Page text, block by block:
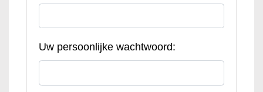
Uw persoonlijke wachtwoord: